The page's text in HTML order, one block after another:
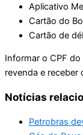
Aplicativo
Cartão do
Cartão de
Informar o CPF
revenda e receber
Notícias
Petrobras